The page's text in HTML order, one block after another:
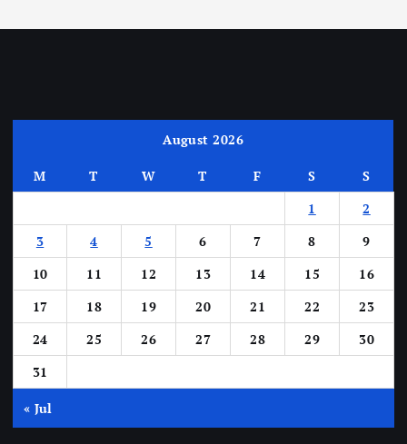
August 2026
M T W T F S
S
1
2
3
4 5 6 7 8
9
10
11 12 13 14 15
16
17
18 19 20 21 22
23
24
25 26 27 28 29
30
31
« Jul